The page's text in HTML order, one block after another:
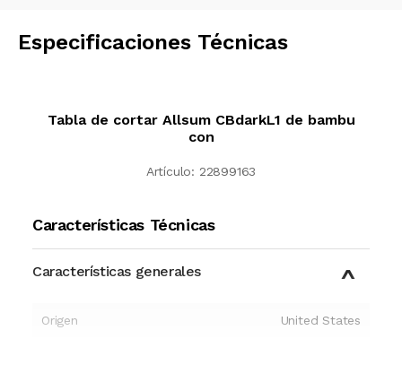
Especificaciones Técnicas
Tabla de cortar Allsum CBdarkL1 de bambu
con
Artículo: 22899163
Características Técnicas
Características generales
Origen United States